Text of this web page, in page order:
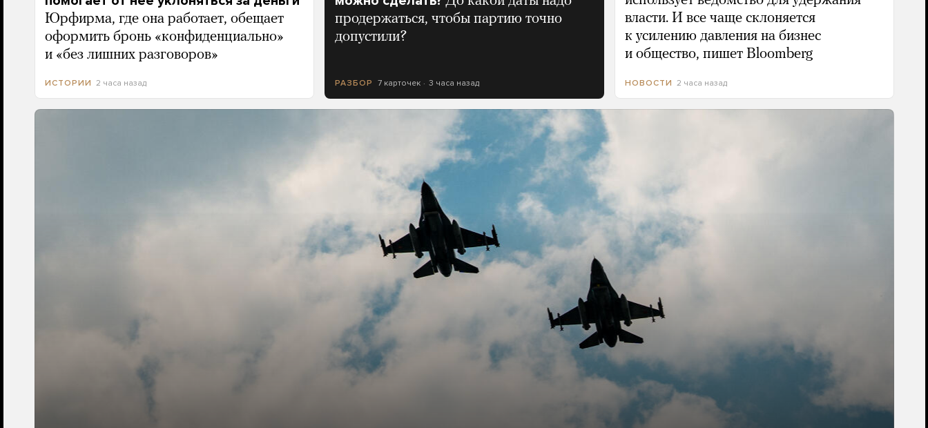
Юрфирма, где она работает, обещает
оформить бронь «конфиденциально»
и «без лишних разговоров»
ИСТОРИИ 2 часа назад
продержаться, чтобы партию точно
допустили?
РАЗБОР 7 карточек 3 часа назад
власти. И все чаще склоняется
к усилению давления на бизнес
и общество, пишет Bloomberg
НОВОСТИ 2 часа назад